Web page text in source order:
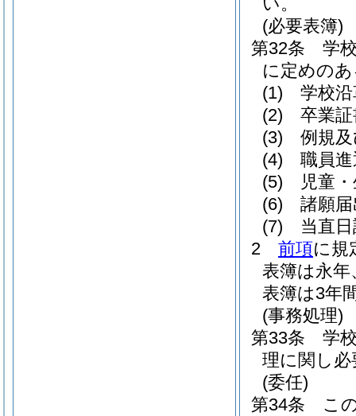
(必要表簿)
第32条
学
に定めの
(1)
学校
(2)
卒業
(3)
例規
(4)
職員
(5)
児童
(6)
諸願
(7)
当直
2
前項に規
表簿は永年
表簿は3年
(事務処理)
第33条
学
理に関し
(委任)
第34条
こ